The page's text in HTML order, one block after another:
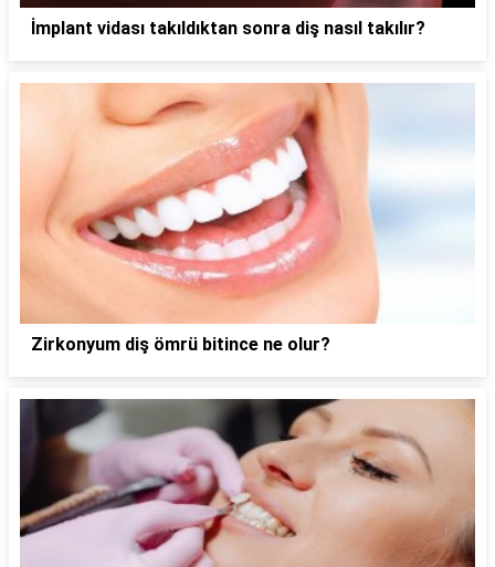
İmplant vidası takıldıktan sonra diş nasıl takılır?
Zirkonyum diş ömrü bitince ne olur?